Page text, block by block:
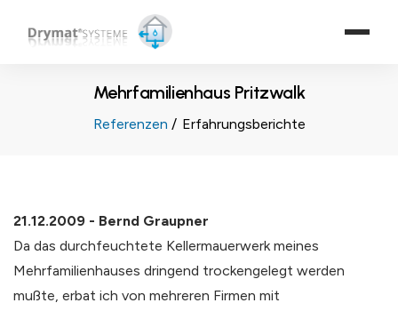
Mehrfamilienhaus Pritzwalk
Referenzen Erfahrungsberichte
21.12.2009 - Bernd Graupner
Da das durchfeuchtete Kellermauerwerk meines
Mehrfamilienhauses dringend trockengelegt werden
mußte, erbat ich von mehreren Firmen mit